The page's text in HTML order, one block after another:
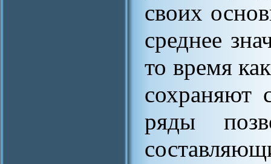
своих
среднее
то время
сохраняют
ряды